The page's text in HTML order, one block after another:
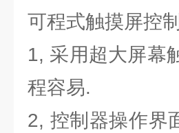
可程式触摸屏控
1, 采用超大屏幕
程容易.
2, 控制器操作界